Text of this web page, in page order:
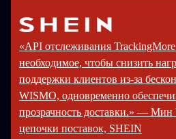
«API отслеживания
необходимое, чтобы снизить
поддержки клиентов из-за
WISMO, одновременно
прозрачность доставки.» —
цепочки поставок, SHEIN